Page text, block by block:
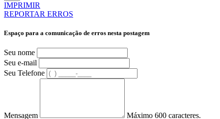
IMPRIMIR
REPORTAR ERROS
Espaço para a comunicação de erros nesta postagem
Seu nome
Seu e-mail
Seu Telefone
Mensagem Máximo 600 caracteres.